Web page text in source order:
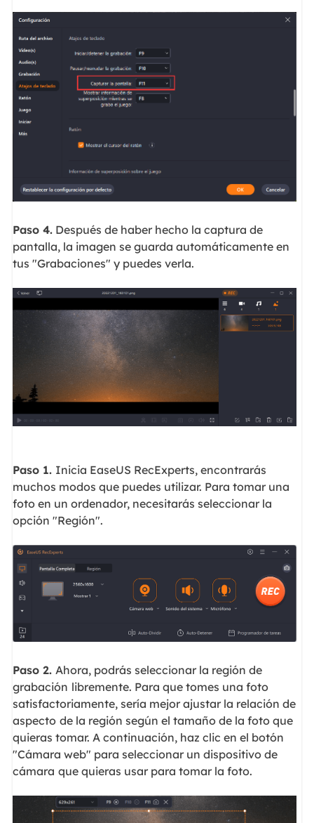
Paso 4.Después de haber hecho la captura de
pantalla, la imagen se guarda automáticamente en
tus "Grabaciones" y puedes verla.
Paso 1. Inicia EaseUS RecExperts, encontrarás
muchos modos que puedes utilizar. Para tomar una
foto en un ordenador, necesitarás seleccionar la
opción "Región".
Paso 2. Ahora, podrás seleccionar la región de
grabación libremente. Para que tomes una foto
satisfactoriamente, sería mejor ajustar la relación de
aspecto de la región según el tamaño de la foto que
quieras tomar. A continuación, haz clic en el botón
"Cámara web" para seleccionar un dispositivo de
cámara que quieras usar para tomar la foto.